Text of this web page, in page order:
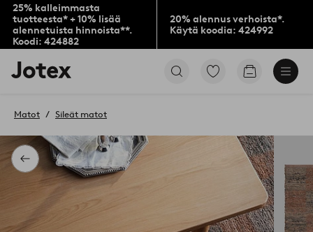
25% kalleimmasta
tuotteesta* + 10% lisää
alennetuista hinnoista**.
Koodi: 424882
20% alennus verhoista*.
Käytä koodia: 424992
Jotex-
logo
aloitussivulle
Siirry
Siirry
Takaisin
Matot Sileät matot